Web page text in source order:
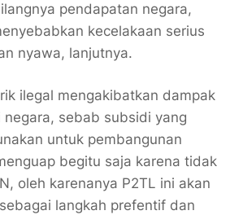
pendapatan negara,
kecelakaan serius
nyawa, lanjutnya.
ilegal mengakibatkan dampak
negara, sebab subsidi yang
untuk pembangunan
begitu saja karena tidak
oleh karenanya P2TL ini akan
langkah prefentif dan